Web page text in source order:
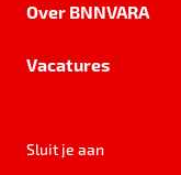
Over BNNVARA
Vacatures
Sluit je aan